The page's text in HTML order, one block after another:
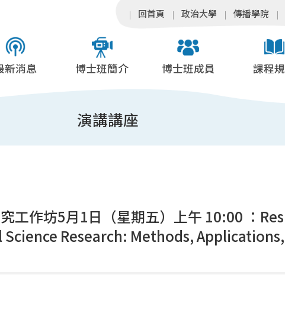
回首頁 政治大學 傳播學院
新消息 博士班簡介 博士班成員 課程
演講講座
工作坊5月1日（星期五）上午 10:00 ：
Science Research: Methods,